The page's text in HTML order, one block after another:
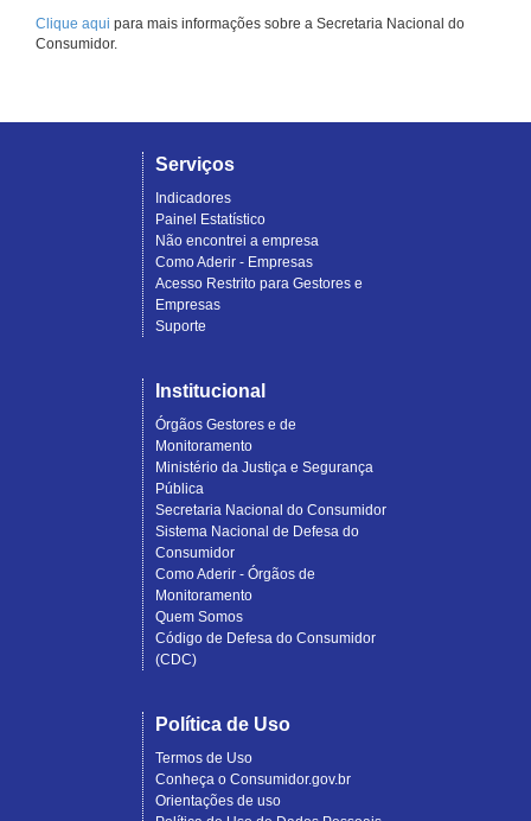
Clique aqui para mais informações sobre a Secretaria Nacional do
Consumidor.
Serviços
Indicadores
Painel Estatístico
Não encontrei a empresa
Como Aderir - Empresas
Acesso Restrito para Gestores e
Empresas
Suporte
Institucional
Órgãos Gestores e de
Monitoramento
Ministério da Justiça e Segurança
Pública
Secretaria Nacional do Consumidor
Sistema Nacional de Defesa do
Consumidor
Como Aderir - Órgãos de
Monitoramento
Quem Somos
Código de Defesa do Consumidor
(CDC)
Política de Uso
Termos de Uso
Conheça o Consumidor.gov.br
Orientações de uso